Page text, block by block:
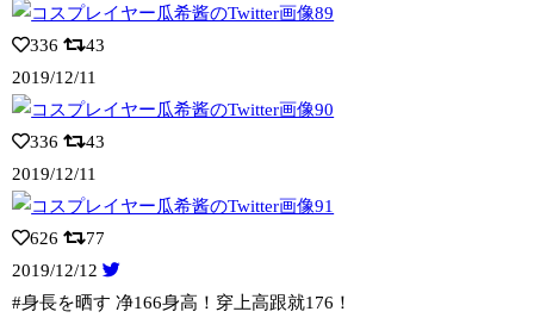
336
43
2019/12/11
336
43
2019/12/11
626
77
2019/12/12
#身長を晒す 净166身高！穿上高跟就176！